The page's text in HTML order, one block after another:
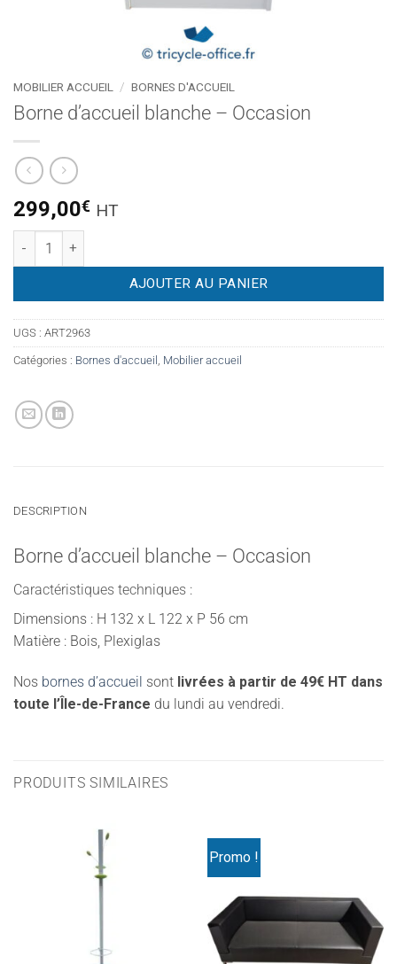
MOBILIER ACCUEIL / BORNES D'ACCUEIL
Borne d’accueil blanche – Occasion
299,00€ HT
quantité de Borne d'accueil blanche - Occasion
AJOUTER AU PANIER
UGS : ART2963
Catégories : Bornes d'accueil , Mobilier accueil
DESCRIPTION
Borne d’accueil blanche – Occasion
Caractéristiques techniques :
Dimensions : H 132 x L 122 x P 56 cm
Matière : Bois, Plexiglas
Nos bornes d’accueil sont livrées à partir de 49€ HT dans
toute l’Île-de-France du lundi au vendredi.
PRODUITS SIMILAIRES
Promo !